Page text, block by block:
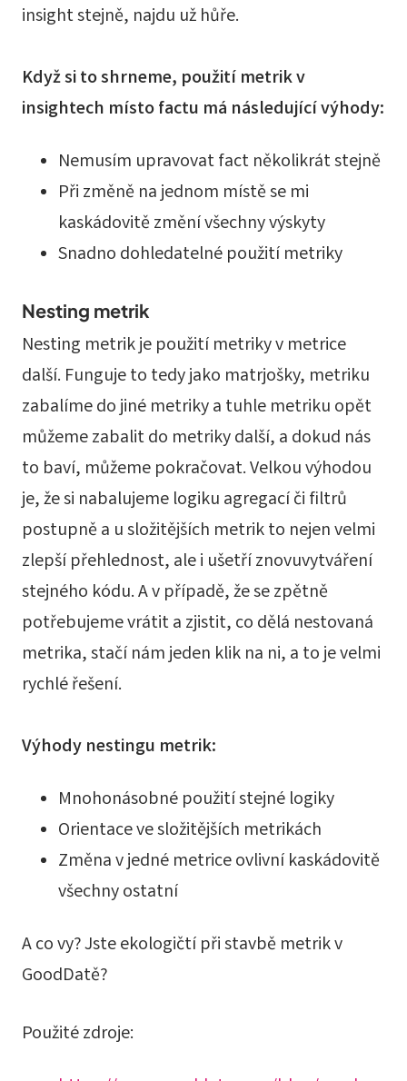
insight stejně, najdu už hůře.
Když si to shrneme, použití metrik v
insightech místo factu má následující výhody:
Nemusím upravovat fact několikrát stejně
Při změně na jednom místě se mi
kaskádovitě změní všechny výskyty
Snadno dohledatelné použití metriky
Nesting metrik
Nesting metrik je použití metriky v metrice
další. Funguje to tedy jako matrjošky, metriku
zabalíme do jiné metriky a tuhle metriku opět
můžeme zabalit do metriky další, a dokud nás
to baví, můžeme pokračovat. Velkou výhodou
je, že si nabalujeme logiku agregací či filtrů
postupně a u složitějších metrik to nejen velmi
zlepší přehlednost, ale i ušetří znovuvytváření
stejného kódu. A v případě, že se zpětně
potřebujeme vrátit a zjistit, co dělá nestovaná
metrika, stačí nám jeden klik na ni, a to je velmi
rychlé řešení.
Výhody nestingu metrik:
Mnohonásobné použití stejné logiky
Orientace ve složitějších metrikách
Změna v jedné metrice ovlivní kaskádovitě
všechny ostatní
A co vy? Jste ekologičtí při stavbě metrik v
GoodDatě?
Použité zdroje: